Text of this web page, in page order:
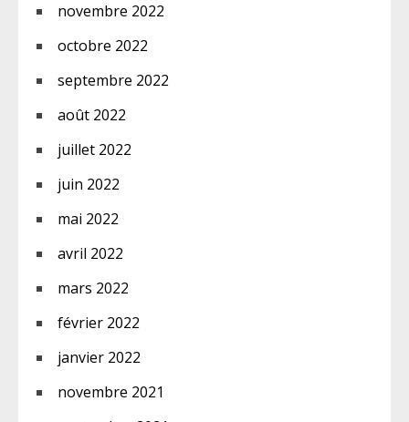
novembre 2022
octobre 2022
septembre 2022
août 2022
juillet 2022
juin 2022
mai 2022
avril 2022
mars 2022
février 2022
janvier 2022
novembre 2021